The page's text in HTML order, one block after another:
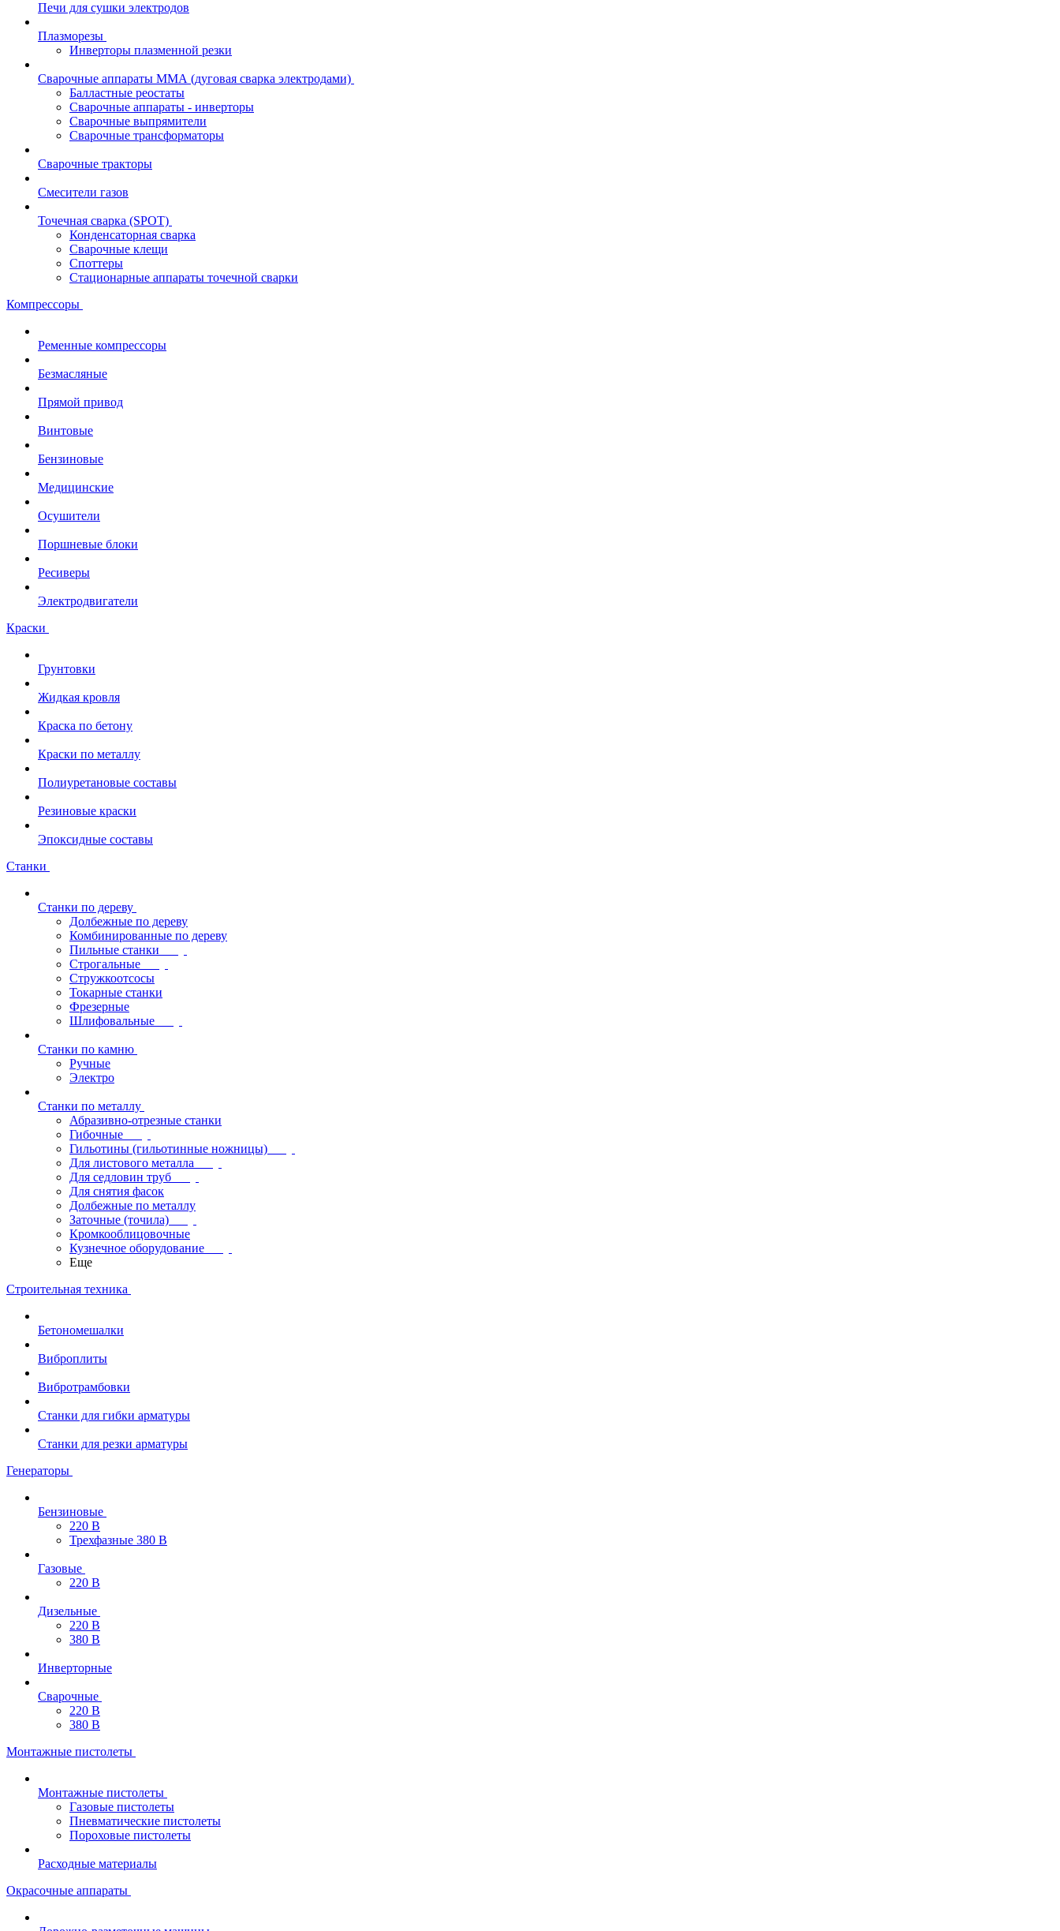
Печи для сушки электродов
Плазморезы
Инверторы плазменной резки
Сварочные аппараты ММА (дуговая сварка электродами)
Балластные реостаты
Сварочные аппараты - инверторы
Сварочные выпрямители
Сварочные трансформаторы
Сварочные тракторы
Смесители газов
Точечная сварка (SPOT)
Конденсаторная сварка
Сварочные клещи
Споттеры
Стационарные аппараты точечной сварки
Компрессоры
Ременные компрессоры
Безмасляные
Прямой привод
Винтовые
Бензиновые
Медицинские
Осушители
Поршневые блоки
Ресиверы
Электродвигатели
Краски
Грунтовки
Жидкая кровля
Краска по бетону
Краски по металлу
Полиуретановые составы
Резиновые краски
Эпоксидные составы
Станки
Станки по дереву
Долбежные по дереву
Комбинированные по дереву
Пильные станки
Строгальные
Стружкоотсосы
Токарные станки
Фрезерные
Шлифовальные
Станки по камню
Ручные
Электро
Станки по металлу
Абразивно-отрезные станки
Гибочные
Гильотины (гильотинные ножницы)
Для листового металла
Для седловин труб
Для снятия фасок
Долбежные по металлу
Заточные (точила)
Кромкооблицовочные
Кузнечное оборудование
Еще
Строительная техника
Бетономешалки
Виброплиты
Вибротрамбовки
Станки для гибки арматуры
Станки для резки арматуры
Генераторы
Бензиновые
220 В
Трехфазные 380 В
Газовые
220 В
Дизельные
220 В
380 В
Инверторные
Сварочные
220 В
380 В
Монтажные пистолеты
Монтажные пистолеты
Газовые пистолеты
Пневматические пистолеты
Пороховые пистолеты
Расходные материалы
Окрасочные аппараты